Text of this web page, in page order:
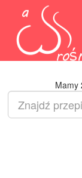
Mamy